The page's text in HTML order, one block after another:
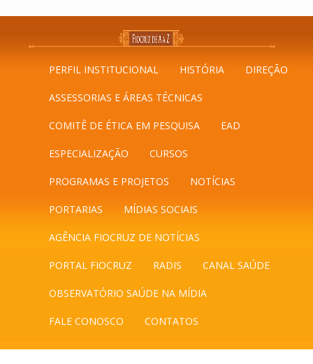
PERFIL INSTITUCIONAL HISTÓRIA DIREÇÃO
ASSESSORIAS E ÁREAS TÉCNICAS
COMITÊ DE ÉTICA EM PESQUISA EAD
ESPECIALIZAÇÃO CURSOS
PROGRAMAS E PROJETOS NOTÍCIAS
PORTARIAS MÍDIAS SOCIAIS
AGÊNCIA FIOCRUZ DE NOTÍCIAS
PORTAL FIOCRUZ RADIS CANAL SAÚDE
OBSERVATÓRIO SAÚDE NA MÍDIA
FALE CONOSCO CONTATOS